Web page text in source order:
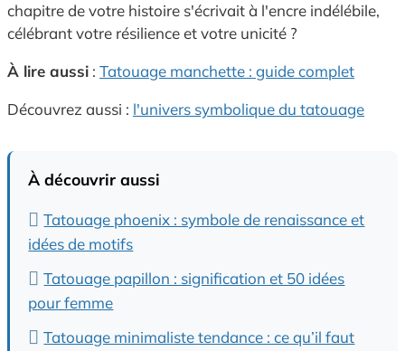
chapitre de votre histoire s'écrivait à l'encre indélébile,
célébrant votre résilience et votre unicité ?
À lire aussi : Tatouage manchette : guide complet
Découvrez aussi : l'univers symbolique du tatouage
À découvrir aussi
Tatouage phoenix : symbole de renaissance et
idées de motifs
Tatouage papillon : signification et 50 idées
pour femme
Tatouage minimaliste tendance : ce qu’il faut